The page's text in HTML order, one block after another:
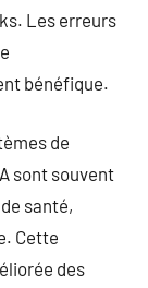
Les erreurs
bénéfique.
de
sont souvent
santé,
Cette
des